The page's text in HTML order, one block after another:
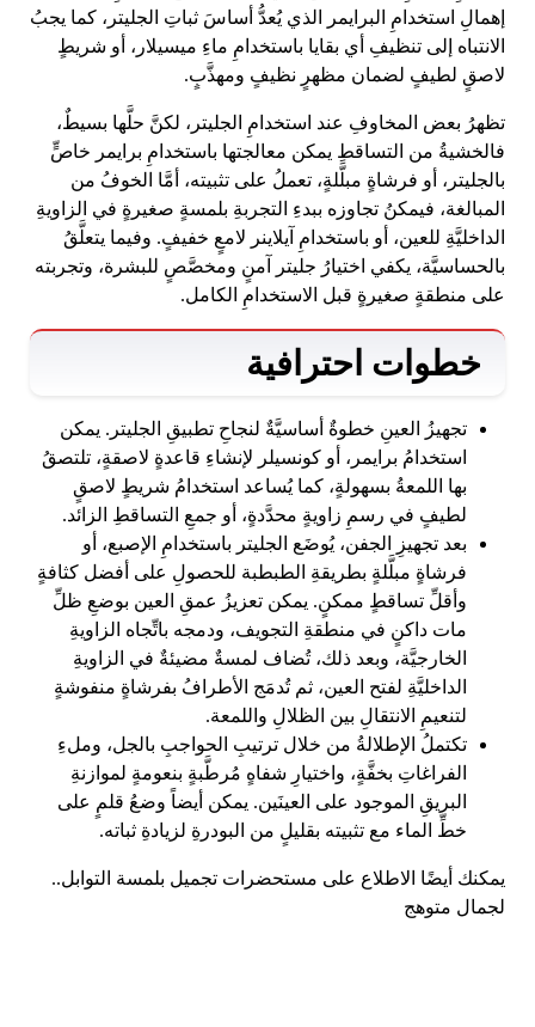
إهمالِ استخدامِ البرايمر الذي يُعدُّ أساسَ ثباتِ الجليتر، كما يجبُ
الانتباه إلى تنظيفِ أي بقايا باستخدامِ ماءِ ميسيلار، أو شريطٍ
لاصقٍ لطيفٍ لضمان مظهرٍ نظيفٍ ومهذَّبٍ.
تظهرُ بعض المخاوفِ عند استخدامِ الجليتر، لكنَّ حلَّها بسيطٌ،
فالخشيةُ من التساقطِ يمكن معالجتها باستخدامِ برايمر خاصٍّ
بالجليتر، أو فرشاةٍ مبلَّلةٍ، تعملُ على تثبيته، أمَّا الخوفُ من
المبالغة، فيمكنُ تجاوزه ببدءِ التجربةِ بلمسةٍ صغيرةٍ في الزاويةِ
الداخليَّةِ للعين، أو باستخدامِ آيلاينر لامعٍ خفيفٍ. وفيما يتعلَّقُ
بالحساسيَّة، يكفي اختيارُ جليتر آمنٍ ومخصَّصٍ للبشرة، وتجربته
على منطقةٍ صغيرةٍ قبل الاستخدامِ الكامل.
خطوات احترافية
تجهيزُ العينِ خطوةٌ أساسيَّةٌ لنجاحِ تطبيقِ الجليتر. يمكن
استخدامُ برايمر، أو كونسيلر لإنشاءِ قاعدةٍ لاصقةٍ، تلتصقُ
بها اللمعةُ بسهولةٍ، كما يُساعد استخدامُ شريطٍ لاصقٍ
لطيفٍ في رسمِ زاويةٍ محدَّدةٍ، أو جمعِ التساقطِ الزائد.
بعد تجهيزِ الجفن، يُوضَع الجليتر باستخدامِ الإصبع، أو
فرشاةٍ مبلَّلةٍ بطريقةِ الطبطبة للحصولِ على أفضل كثافةٍ
وأقلِّ تساقطٍ ممكنٍ. يمكن تعزيزُ عمقِ العين بوضعِ ظلِّ
مات داكنٍ في منطقةِ التجويف، ودمجه باتِّجاه الزاويةِ
الخارجيَّة، وبعد ذلك، تُضاف لمسةٌ مضيئةٌ في الزاويةِ
الداخليَّةِ لفتح العين، ثم تُدمَج الأطرافُ بفرشاةٍ منفوشةٍ
لتنعيمِ الانتقالِ بين الظلالِ واللمعة.
تكتملُ الإطلالةُ من خلال ترتيبِ الحواجبِ بالجل، وملءِ
الفراغاتِ بخفَّةٍ، واختيارِ شفاهٍ مُرطَّبةٍ بنعومةٍ لموازنةِ
البريقِ الموجود على العينَين. يمكن أيضاً وضعُ قلمٍ على
خطِّ الماء مع تثبيته بقليلٍ من البودرةِ لزيادةِ ثباته.
يمكنك أيضًا الاطلاع على مستحضرات تجميل بلمسة التوابل..
لجمال متوهج